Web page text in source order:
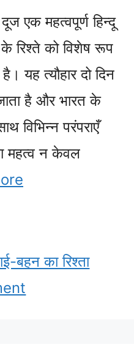
एक महत्वपूर्ण हिन्दू
के रिश्ते को विशेष रूप
यह त्यौहार दो दिन
है और भारत के
विभिन्न परंपराएँ
महत्व न केवल
बहन का रिश्ता